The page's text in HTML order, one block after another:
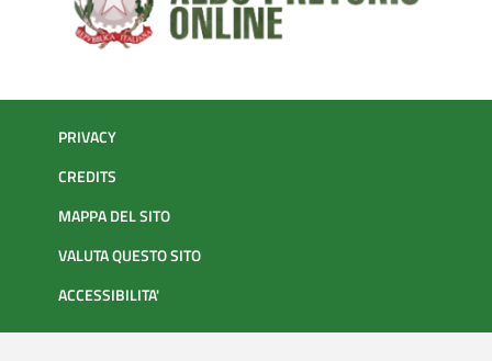
PRIVACY
CREDITS
MAPPA DEL SITO
VALUTA QUESTO SITO
ACCESSIBILITA'